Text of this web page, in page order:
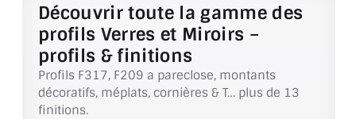
GARDE CORPS EN VERRE
VERRIÈRE TYPE ATELIER
VERRES TEXTURÉS
Découvrir toute la gamme des
profils Verres et Miroirs –
profils & finitions
Profils F317, F209 a pareclose, montants
décoratifs, méplats, cornières & T… plus de 13
finitions.